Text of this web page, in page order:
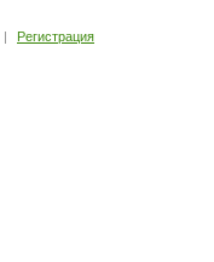
| Регистрация